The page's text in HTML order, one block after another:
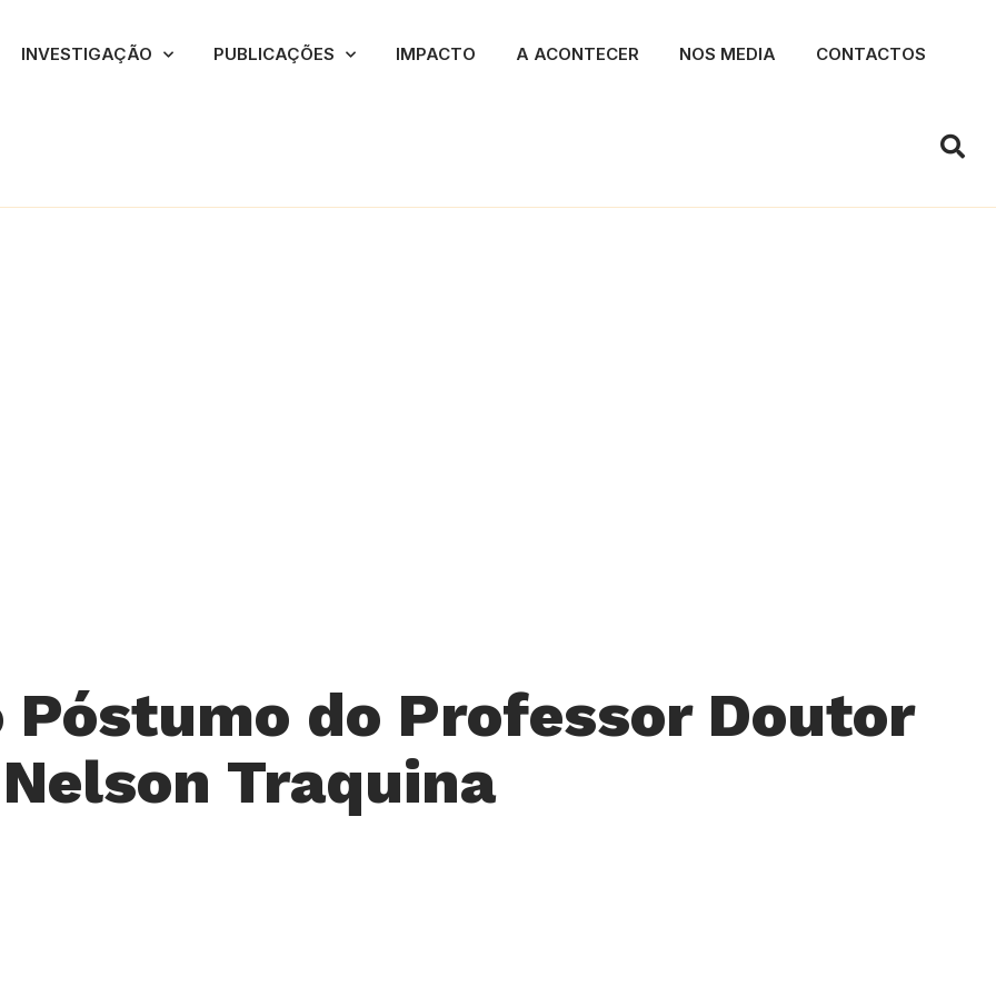
INVESTIGAÇÃO PUBLICAÇÕES IMPACTO A ACONTECER NOS MEDIA CONTACTOS
do Professor Doutor
Nelson Traquina